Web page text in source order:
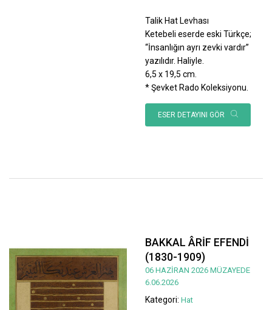
Talik Hat Levhası
Ketebeli eserde eski Türkçe;
“İnsanlığın ayrı zevki vardır”
yazılıdır. Haliyle.
6,5 x 19,5 cm.
* Şevket Rado Koleksiyonu.
ESER DETAYINI GÖR
BAKKAL ÂRİF EFENDİ
(1830-1909)
06 HAZİRAN 2026 MÜZAYEDE
6.06.2026
Kategori: Hat